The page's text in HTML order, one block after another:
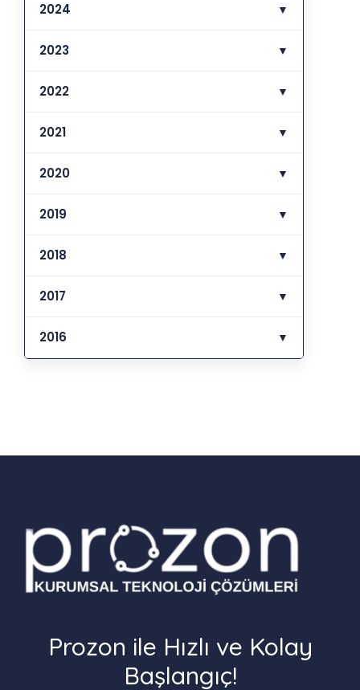
2024 ▼
2023 ▼
2022 ▼
2021 ▼
2020 ▼
2019 ▼
2018 ▼
2017 ▼
2016 ▼
Prozon ile Hızlı ve Kolay
Başlangıç!